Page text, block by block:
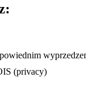
(privacy)